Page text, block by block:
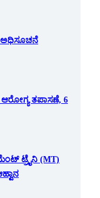
ಅಧಿಸೂಚನೆ
ತಪಾಸಣೆ, 6
ಟ್ರೈನಿ (MT)